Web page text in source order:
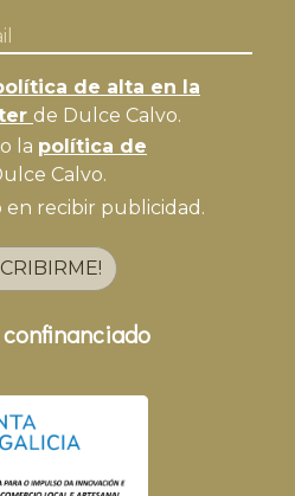
de alta en la
de Dulce Calvo.
la política de
Calvo.
en recibir publicidad.
confinanciado